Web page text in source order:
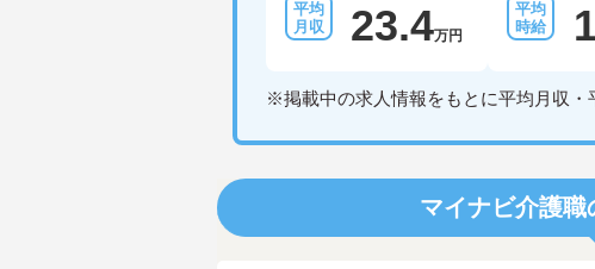
23.4万円
※掲載中の求人情報をもとに平均月収・
マイナビ介護職